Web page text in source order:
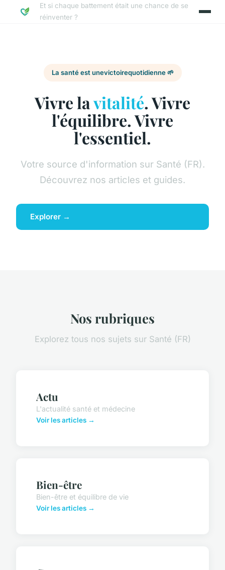
Et si chaque battement était une chance de se
réinventer ?
La santé est unevictoirequotidienne 🌱
Vivre lavitalité. Vivre
l'équilibre. Vivre
l'essentiel.
Votre source d'information sur Santé (FR).
Découvrez nos articles et guides.
Explorer →
Nos rubriques
Explorez tous nos sujets sur Santé (FR)
Actu
L'actualité santé et médecine
Voir les articles →
Bien-être
Bien-être et équilibre de vie
Voir les articles →